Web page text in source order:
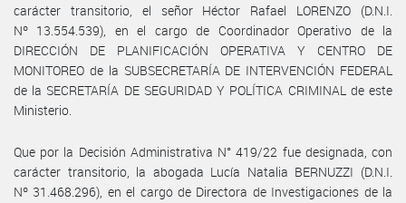
carácter transitorio, el señor Héctor Rafael LORENZO (D.N.I.
Nº 13.554.539), en el cargo de Coordinador Operativo de la
DIRECCIÓN DE PLANIFICACIÓN OPERATIVA Y CENTRO DE
MONITOREO de la SUBSECRETARÍA DE INTERVENCIÓN FEDERAL
de la SECRETARÍA DE SEGURIDAD Y POLÍTICA CRIMINAL de este
Ministerio.
Que por la Decisión Administrativa N° 419/22 fue designada, con
carácter transitorio, la abogada Lucía Natalia BERNUZZI (D.N.I.
Nº 31.468.296), en el cargo de Directora de Investigaciones de la